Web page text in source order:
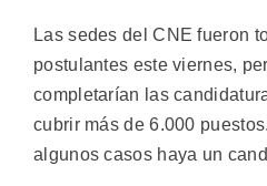
Las sedes del CNE fueron
postulantes este viernes,
completarían las
cubrir más de 6.000
algunos casos haya un